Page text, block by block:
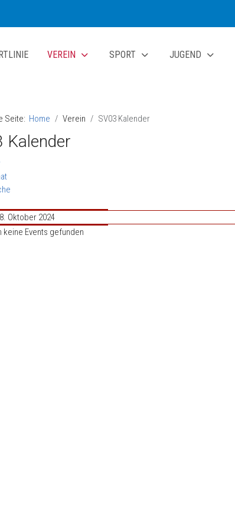
VEREIN SPORT JUGEND
Seite: Home Verein SV03 Kalender
Kalender
Oktober 2024
keine Events gefunden